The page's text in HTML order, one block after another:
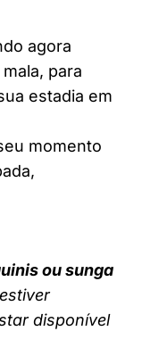
agora
para
estadia em
momento
ou sunga
disponível